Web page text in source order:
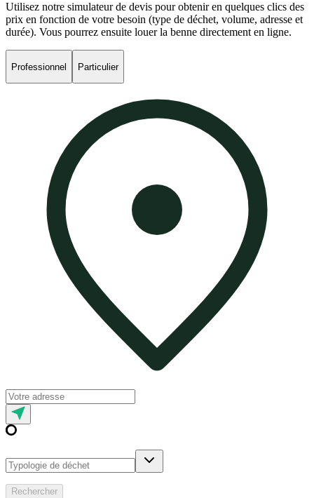
Utilisez notre simulateur de devis pour obtenir en quelques clics des
prix en fonction de votre besoin (type de déchet, volume, adresse et
durée). Vous pourrez ensuite louer la benne directement en ligne.
Professionnel Particulier
Rechercher